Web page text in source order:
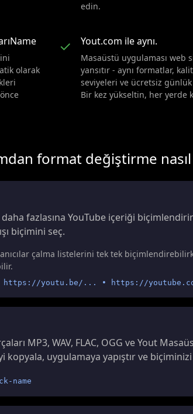
edin.
olarak
✓ Yout.com ile aynı.
Masaüstü uygulaması web
yansıtır - aynı formatlar,
seviyeleri ve ücretsiz
Bir kez yükseltin, her yerde
format değiştirme nasıl
fazlasına YouTube içeriği
biçimini seç.
çalma listelerini tek tek
https://youtu.be/... • https://
MP3, WAV, FLAC, OGG ve Yout
uygulamaya yapıştır ve
name